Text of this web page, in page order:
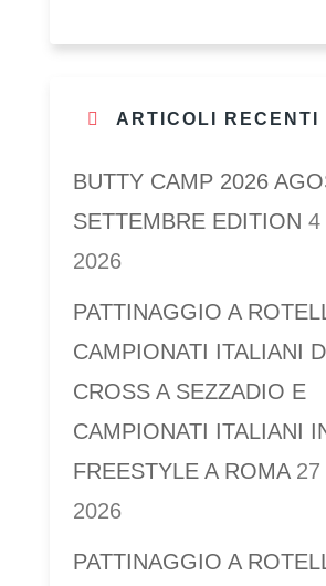
ARTICOLI RECENTI
BUTTY CAMP 2026
SETTEMBRE EDITION 4
2026
PATTINAGGIO A
CAMPIONATI ITALIANI
CROSS A SEZZADIO E
CAMPIONATI ITALIANI
FREESTYLE A ROMA 27
2026
PATTINAGGIO A